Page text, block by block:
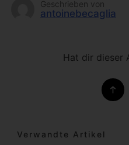
Geschrieben von
antoinebecaglia
Hat dir dieser
Verwandte Artikel